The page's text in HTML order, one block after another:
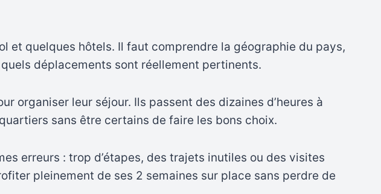
et quelques hôtels. Il faut comprendre la géographie du pays,
déplacements sont réellement pertinents.
organiser leur séjour. Ils passent des dizaines d’heures à
sans être certains de faire les bons choix.
erreurs : trop d’étapes, des trajets inutiles ou des visites
pleinement de ses 2 semaines sur place sans perdre de